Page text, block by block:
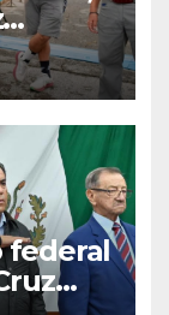
Sal
federal